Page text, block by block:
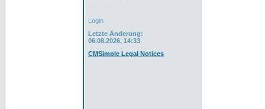
Login
Letzte Änderung:
06.08.2026, 14:33
CMSimple Legal Notices